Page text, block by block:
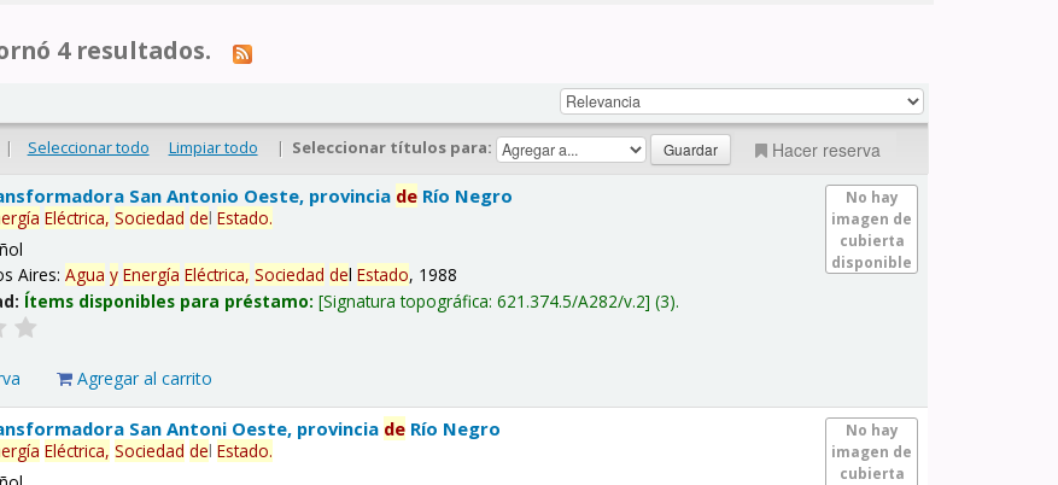
4 resultados.
| Seleccionar todo Limpiar todo | Seleccionar títulos para: Hacer reserva
No hay
imagen de
cubierta
disponible
San Antonio Oeste, provincia de Río Negro
Eléctrica, Sociedad delEstado.
Aires:Agua y Energía Eléctrica, Sociedad delEstado, 1988
Ítems disponibles para préstamo: Signatura topográfica:621.374.5/A282/v.2 (3).
Agregar al carrito
No hay
imagen de
cubierta
San Antoni Oeste, provincia de Río Negro
Eléctrica, Sociedad delEstado.